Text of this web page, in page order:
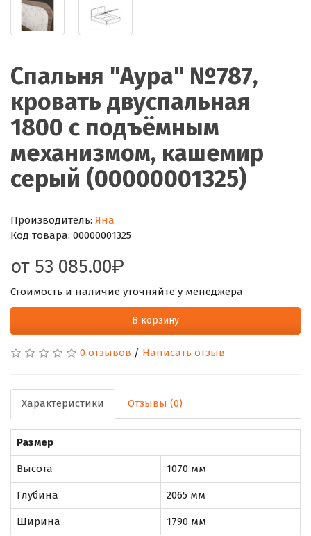
Спальня "Аура" №787,
кровать двуспальная
1800 с подъёмным
механизмом, кашемир
серый (00000001325)
Производитель: Яна
Код товара: 00000001325
от 53 085.00
Стоимость и наличие уточняйте у менеджера
В корзину
0 отзывов / Написать отзыв
Характеристики Отзывы (0)
Размер
Высота 1070 мм
Глубина 2065 мм
Ширина 1790 мм